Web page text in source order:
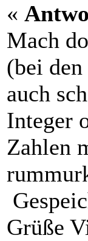
«
Mach
(bei
auch
Integer
Zahlen
Grüße